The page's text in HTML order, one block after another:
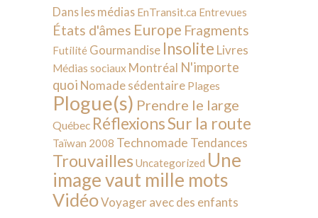
Dans les médias EnTransit.ca Entrevues
États d'âmes Europe Fragments
Futilité Gourmandise Insolite Livres
Médias sociaux Montréal N'importe
quoi Nomade sédentaire Plages
Plogue(s) Prendre le large
Québec RéflexionsSur la route
Taïwan 2008 Technomade Tendances
Trouvailles Uncategorized Une
image vaut mille mots
VidéoVoyager avec des enfants